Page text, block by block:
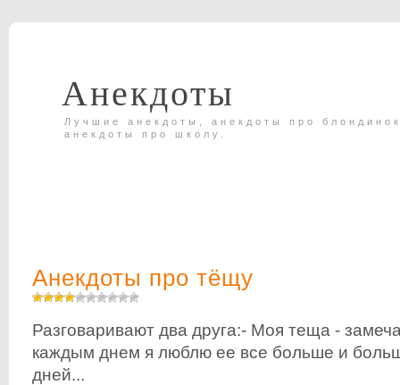
Анекдоты
Лучшие анекдоты, анекдоты про
анекдоты про школу.
Анекдоты про тёщу
Разговаpивают два дpyга:- Моя теща -
каждым днем я люблю ее все больше и
дней...